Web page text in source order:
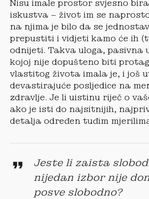
Nisu imale prostor svjesno
iskustva – život im se
na njima je bilo da se
prepustiti i vidjeti kamo će ih
odnijeti. Takva uloga, pasivna
kojoj nije dopušteno biti
vlastitog života imala je, i još
devastirajuće posljedice na
zdravlje. Je li uistinu riječ o
ako je isti do najsitnijih,
detalja određen tuđim
Jeste li zaista
nijedan izbor nije
posve slobodno?